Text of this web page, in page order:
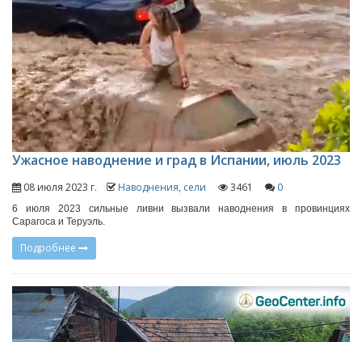
Ужасное наводнение и град в Испании, июль 2023
08 июля 2023 г. Наводнения, сели 3461 0
6 июля 2023 сильные ливни вызвали наводнения в провинциях
Сарагоса и Теруэль.
Подробнее